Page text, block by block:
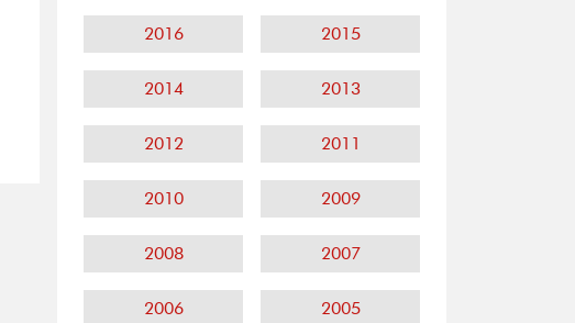
2016 2015
2014 2013
2012 2011
2010 2009
2008 2007
2006 2005